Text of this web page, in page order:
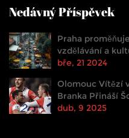
Nedávný Příspěvek
Praha
vzdělávání a
bře, 21 2024
Olomouc Vítězí
Branka Přináší
dub, 9 2025